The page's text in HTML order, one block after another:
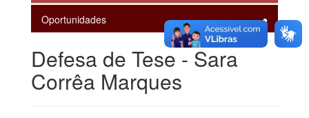
Oportunidades
Defesa de Tese - Sara
Corrêa Marques